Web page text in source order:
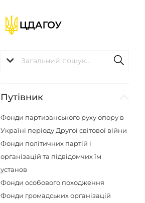
Путівник
Фонди партизанського руху опору в
Україні періоду Другої світової війни
Фонди політичних партій і
організацій та підвідомчих їм
установ
Фонди особового походження
Фонди громадських організацій